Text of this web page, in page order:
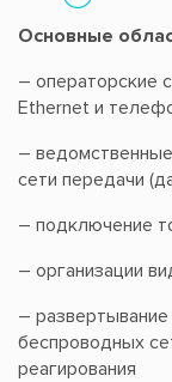
Основные
– операторские
Ethernet и
–
сети передачи
– подключение
– организации
–
беспроводных
реагирования